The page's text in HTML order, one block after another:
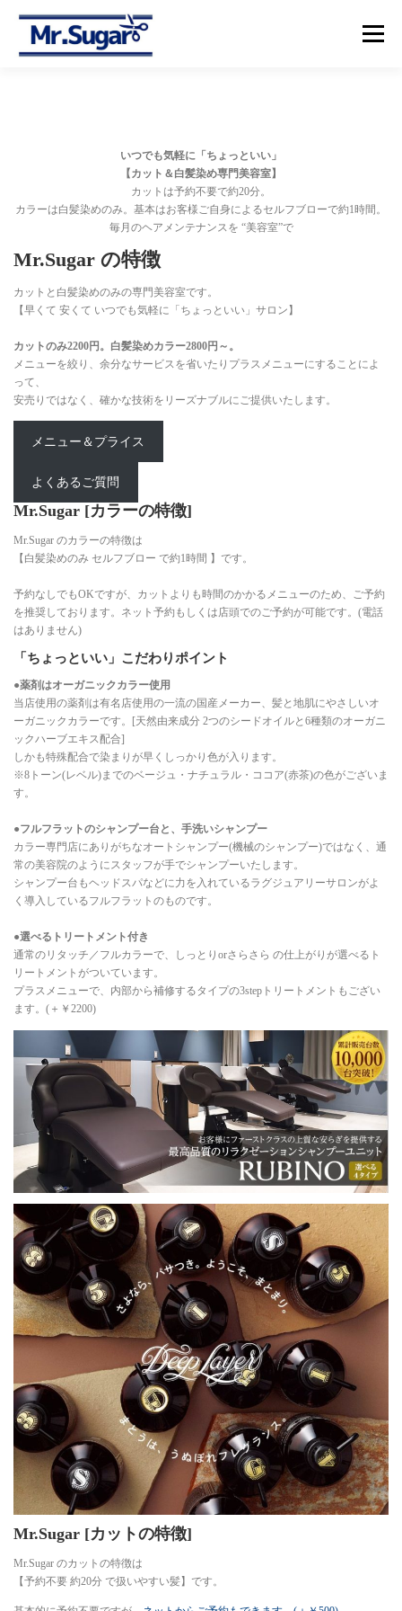
メニュー
いつでも気軽に「ちょっといい」
【カット＆白髪染め専門美容室】
カットは予約不要で約20分。
カラーは白髪染めのみ。基本はお客様ご自身によるセルフブローで約1時間。
毎月のヘアメンテナンスを “美容室”で
Mr.Sugar の特徴
カットと白髪染めのみの専門美容室です。
【早くて 安くて いつでも気軽に「ちょっといい」サロン】
カットのみ2200円。白髪染めカラー2800円～。
メニューを絞り、余分なサービスを省いたりプラスメニューにすることによ
って、
安売りではなく、確かな技術をリーズナブルにご提供いたします。
メニュー＆プライス
よくあるご質問
Mr.Sugar [カラーの特徴]
Mr.Sugar のカラーの特徴は
【白髪染めのみ セルフブロー で約1時間 】です。
予約なしでもOKですが、カットよりも時間のかかるメニューのため、ご予約
を推奨しております。ネット予約もしくは店頭でのご予約が可能です。(電話
はありません)
「ちょっといい」こだわりポイント
●薬剤はオーガニックカラー使用
当店使用の薬剤は有名店使用の一流の国産メーカー、髪と地肌にやさしいオ
ーガニックカラーです。[天然由来成分 2つのシードオイルと6種類のオーガニ
ックハーブエキス配合]
しかも特殊配合で染まりが早くしっかり色が入ります。
※8トーン(レベル)までのベージュ・ナチュラル・ココア(赤茶)の色がございま
す。
●フルフラットのシャンプー台と、手洗いシャンプー
カラー専門店にありがちなオートシャンプー(機械のシャンプー)ではなく、通
常の美容院のようにスタッフが手でシャンプーいたします。
シャンプー台もヘッドスパなどに力を入れているラグジュアリーサロンがよ
く導入しているフルフラットのものです。
●選べるトリートメント付き
通常のリタッチ／フルカラーで、しっとりorさらさら の仕上がりが選べるト
リートメントがついています。
プラスメニューで、内部から補修するタイプの3stepトリートメントもござい
ます。(＋￥2200)
Mr.Sugar [カットの特徴]
Mr.Sugar のカットの特徴は
【予約不要 約20分 で扱いやすい髪】です。